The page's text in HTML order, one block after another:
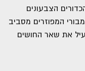
הצבעונים
המפוזרים מסביב
את שאר החושים